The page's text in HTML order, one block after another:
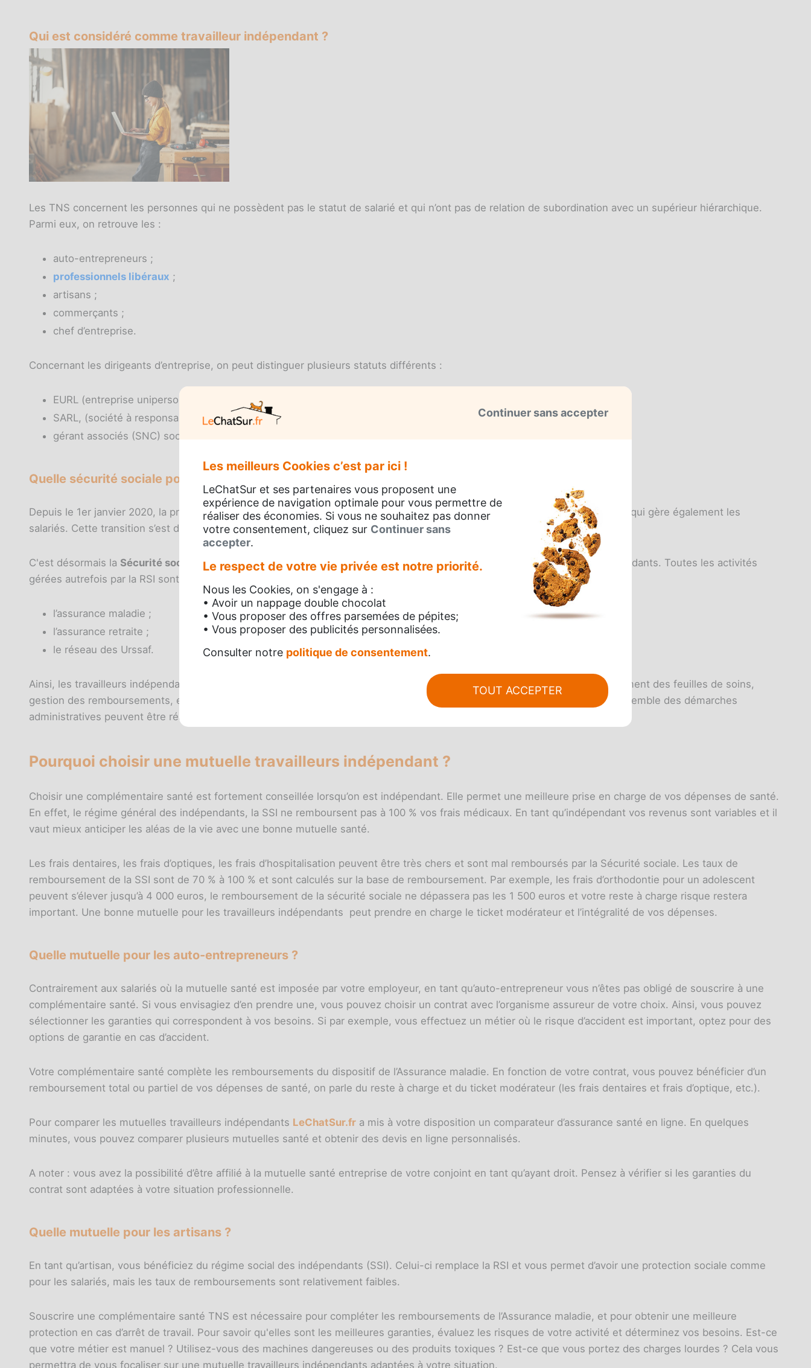
Qui est considéré comme travailleur indépendant ?
Les TNS concernent les personnes qui ne possèdent pas le statut de salarié et qui n’ont pas de relation de subordination avec un supérieur hiérarchique.
Parmi eux, on retrouve les :
auto-entrepreneurs ;
professionnels libéraux ;
artisans ;
commerçants ;
chef d’entreprise.
Concernant les dirigeants d’entreprise, on peut distinguer plusieurs statuts différents :
EURL (entreprise unipersonnelle à responsabilité limitée) ;
SARL, (société à responsabilité limitée) ;
gérant associés (SNC) société en nom collectif.
Quelle sécurité sociale pour les indépendants ?
Depuis le 1er janvier 2020, la protection sociale des indépendants (RSI) est intégrée au régime général de la Sécurité sociale, qui gère également les
salariés. Cette transition s’est déroulée sur 2 ans de façon automatique.
C'est désormais la Sécurité sociale des indépendantsqui centralise et organise la protection sociale des travailleurs indépendants. Toutes les activités
gérées autrefois par la RSI sont réparties et prises en charge par les 3 branches du régime général de la Sécurité sociale :
l’assurance maladie ;
l’assurance retraite ;
le réseau des Urssaf.
Ainsi, les travailleurs indépendants payent leurs cotisations auprès de l'Urssaf de leur région. Quant aux frais de santé (traitement des feuilles de soins,
gestion des remboursements, etc.), ils dépendent des caisses primaires d'Assurance maladie (CPAM) de chaque région. L’ensemble des démarches
administratives peuvent être réalisées depuis le site
Pourquoi choisir une mutuelle travailleurs indépendant ?
Choisir une complémentaire santé est fortement conseillée lorsqu’on est indépendant. Elle permet une meilleure prise en charge de vos dépenses de santé.
En effet, le régime général des indépendants, la SSI ne remboursent pas à 100 % vos frais médicaux. En tant qu’indépendant vos revenus sont variables et il
vaut mieux anticiper les aléas de la vie avec une bonne mutuelle santé.
Les frais dentaires, les frais d’optiques, les frais d’hospitalisation peuvent être très chers et sont mal remboursés par la Sécurité sociale. Les taux de
remboursement de la SSI sont de 70 % à 100 % et sont calculés sur la base de remboursement. Par exemple, les frais d’orthodontie pour un adolescent
peuvent s’élever jusqu’à 4 000 euros, le remboursement de la sécurité sociale ne dépassera pas les 1 500 euros et votre reste à charge risque restera
important. Une bonne mutuelle pour les travailleurs indépendants peut prendre en charge le ticket modérateur et l’intégralité de vos dépenses.
Quelle mutuelle pour les auto-entrepreneurs ?
Contrairement aux salariés où la mutuelle santé est imposée par votre employeur, en tant qu’auto-entrepreneur vous n’êtes pas obligé de souscrire à une
complémentaire santé. Si vous envisagiez d’en prendre une, vous pouvez choisir un contrat avec l’organisme assureur de votre choix. Ainsi, vous pouvez
sélectionner les garanties qui correspondent à vos besoins. Si par exemple, vous effectuez un métier où le risque d’accident est important, optez pour des
options de garantie en cas d’accident.
Votre complémentaire santé complète les remboursements du dispositif de l’Assurance maladie. En fonction de votre contrat, vous pouvez bénéficier d’un
remboursement total ou partiel de vos dépenses de santé, on parle du reste à charge et du ticket modérateur (les frais dentaires et frais d’optique, etc.).
Pour comparer les mutuelles travailleurs indépendants LeChatSur.fr a mis à votre disposition un comparateur d’assurance santé en ligne. En quelques
minutes, vous pouvez comparer plusieurs mutuelles santé et obtenir des devis en ligne personnalisés.
A noter : vous avez la possibilité d’être affilié à la mutuelle santé entreprise de votre conjoint en tant qu’ayant droit. Pensez à vérifier si les garanties du
contrat sont adaptées à votre situation professionnelle.
Quelle mutuelle pour les artisans ?
En tant qu’artisan, vous bénéficiez du régime social des indépendants (SSI). Celui-ci remplace la RSI et vous permet d’avoir une protection sociale comme
pour les salariés, mais les taux de remboursements sont relativement faibles.
Souscrire une complémentaire santé TNS est nécessaire pour compléter les remboursements de l’Assurance maladie, et pour obtenir une meilleure
protection en cas d’arrêt de travail. Pour savoir qu'elles sont les meilleures garanties, évaluez les risques de votre activité et déterminez vos besoins. Est-ce
que votre métier est manuel ? Utilisez-vous des machines dangereuses ou des produits toxiques ? Est-ce que vous portez des charges lourdes ? Cela vous
permettra de vous focaliser sur une mutuelle travailleurs indépendants adaptées à votre situation.
Continuer sans accepter
Les meilleurs Cookies c’est par ici !
LeChatSur et ses partenaires vous proposent une
expérience de navigation optimale pour vous permettre de
réaliser des économies. Si vous ne souhaitez pas donner
votre consentement, cliquez sur Continuer sans
accepter.
Le respect de votre vie privée est notre priorité.
Nous les Cookies, on s'engage à :
• Avoir un nappage double chocolat
• Vous proposer des offres parsemées de pépites;
• Vous proposer des publicités personnalisées.
Consulter notre politique de consentement.
TOUT ACCEPTER